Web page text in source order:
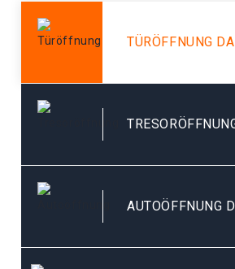
TÜRÖFFNUNG
AUTOÖFFNUNG